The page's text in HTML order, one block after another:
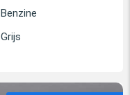
Benzine
Grijs